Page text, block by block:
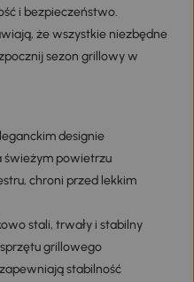
i bezpieczeństwo.
że wszystkie niezbędne
sezon grillowy w
designie
świeżym powietrzu
chroni przed lekkim
stali, trwały i stabilny
grillowego
stabilność